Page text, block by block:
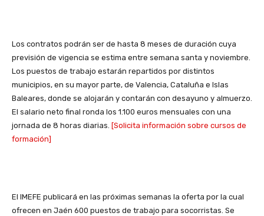
Los contratos podrán ser de hasta 8 meses de duración cuya
previsión de vigencia se estima entre semana santa y noviembre.
Los puestos de trabajo estarán repartidos por distintos
municipios, en su mayor parte, de Valencia, Cataluña e Islas
Baleares, donde se alojarán y contarán con desayuno y almuerzo.
El salario neto final ronda los 1.100 euros mensuales con una
jornada de 8 horas diarias. [Solicita información sobre cursos de
formación]
El IMEFE publicará en las próximas semanas la oferta por la cual
ofrecen en Jaén 600 puestos de trabajo para socorristas. Se